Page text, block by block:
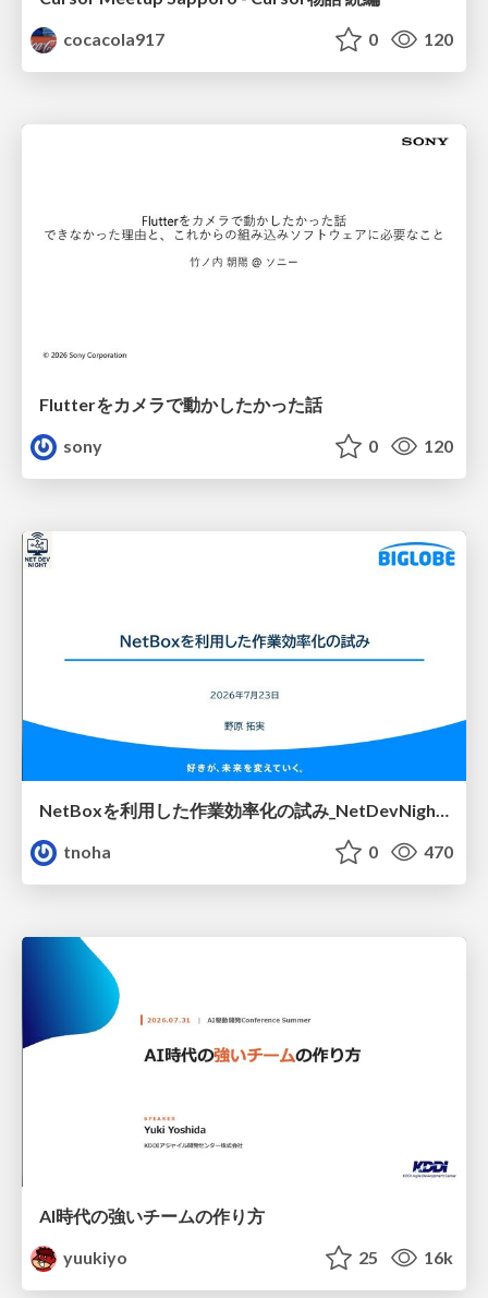
cocacola917
0 120
Flutterをカメラで動かしたかった話
sony
0 120
NetBoxを利用した作業効率化の試み_NetDevNight4
tnoha
0 470
AI時代の強いチームの作り方
yuukiyo
25 16k